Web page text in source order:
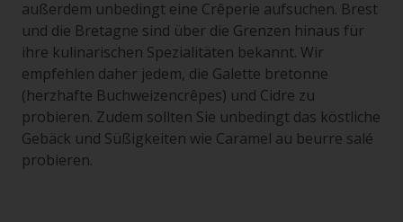
außerdem unbedingt eine Crêperie aufsuchen. Brest
und die Bretagne sind über die Grenzen hinaus für
ihre kulinarischen Spezialitäten bekannt. Wir
empfehlen daher jedem, die Galette bretonne
(herzhafte Buchweizencrêpes) und Cidre zu
probieren. Zudem sollten Sie unbedingt das köstliche
Gebäck und Süßigkeiten wie Caramel au beurre salé
probieren.